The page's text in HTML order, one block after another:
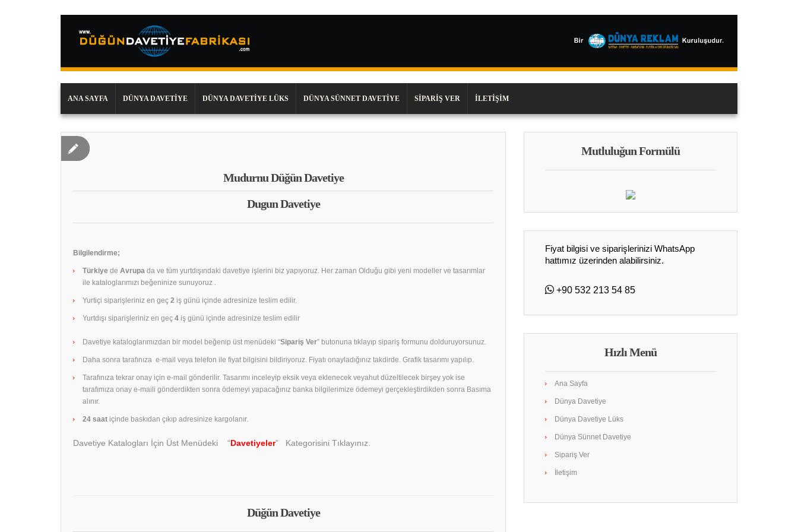
ANA SAYFA DÜNYA DAVETIYE DÜNYA DAVETIYE LÜKS DÜNYA SÜNNET DAVETIYE SIPARIŞ VER İLETIŞIM
Mudurnu Düğün Davetiye
Dugun Davetiye
Bilgilendirme;
Türkiye de Avrupa da ve tüm yurtdışındaki davetiye işlerini biz yapıyoruz. Her zaman Olduğu gibi yeni modeller ve tasarımlar
ile kataloglarımızı beğeninize sunuyoruz .
Yurtiçi siparişleriniz en geç 2 iş günü içinde adresinize teslim edilir.
Yurtdışı siparişleriniz en geç 4 iş günü içinde adresinize teslim edilir
Davetiye kataloglarımızdan bir model beğenip üst menüdeki “Sipariş Ver” butonuna tıklayıp sipariş formunu dolduruyorsunuz.
Daha sonra tarafınıza e-mail veya telefon ile fiyat bilgisini bildiriyoruz. Fiyatı onayladığınız takdirde. Grafik tasarımı yapılıp.
Tarafınıza tekrar onay için e-mail gönderilir. Tasarımı inceleyip eksik veya eklenecek veyahut düzeltilecek birşey yok ise
tarafımıza onay e-maili gönderdikten sonra ödemeyi yapacağınız banka bilgilerimize ödemeyi gerçekleştirdikden sonra Basıma
alınır.
24 saat içinde baskıdan çıkıp adresinize kargolanır.
Davetiye Katalogları İçin Üst Menüdeki “Davetiyeler” Kategorisini Tıklayınız.
Düğün Davetiye
Mutluluğun Formülü
Fiyat bilgisi ve siparişlerinizi WhatsApp
hattımız üzerinden alabilirsiniz.
+90 532 213 54 85
Hızlı Menü
Ana Sayfa
Dünya Davetiye
Dünya Davetiye Lüks
Dünya Sünnet Davetiye
Sipariş Ver
İletişim